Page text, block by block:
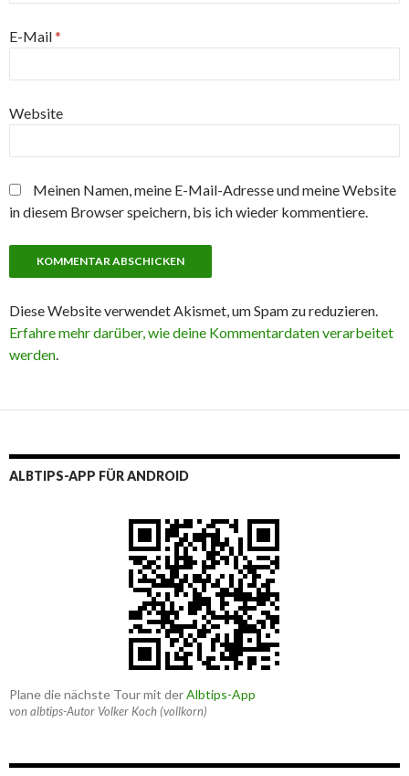
E-Mail*
Website
Meinen Namen, meine E-Mail-Adresse und meine Website
in diesem Browser speichern, bis ich wieder kommentiere.
Diese Website verwendet Akismet, um Spam zu reduzieren.
Erfahre mehr darüber, wie deine Kommentardaten verarbeitet
werden.
ALBTIPS-APP FÜR ANDROID
Plane die nächste Tour mit derAlbtips-App
von albtips-Autor Volker Koch (vollkorn)